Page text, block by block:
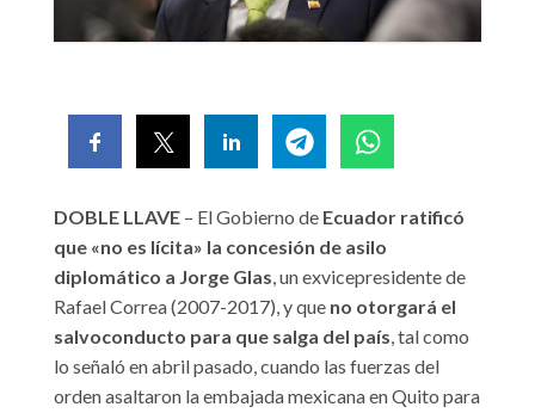
DOBLE LLAVE – El Gobierno de Ecuador ratificó
que «no es lícita» la concesión de asilo
diplomático a Jorge Glas, un exvicepresidente de
Rafael Correa (2007-2017), y que no otorgará el
salvoconducto para que salga del país, tal como
lo señaló en abril pasado, cuando las fuerzas del
orden asaltaron la embajada mexicana en Quito para